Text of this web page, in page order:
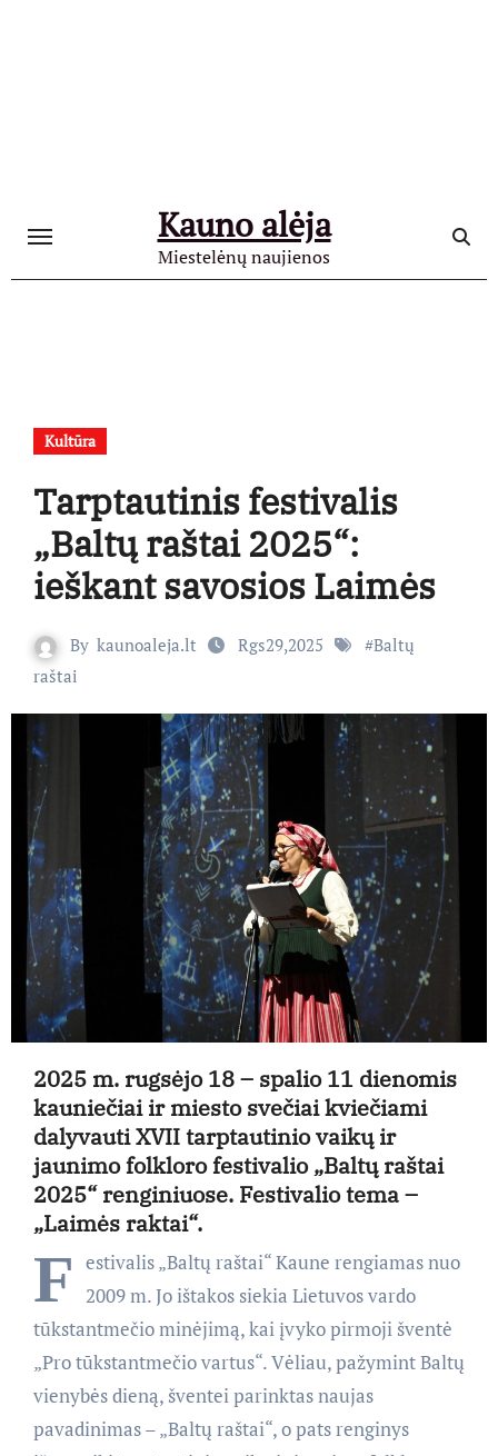
Kauno alėja
Miestelėnų naujienos
Kultūra
Tarptautinis festivalis
„Baltų raštai 2025“:
ieškant savosios Laimės
By kaunoaleja.lt Rgs29,2025 #Baltų
raštai
2025 m. rugsėjo 18 – spalio 11 dienomis
kauniečiai ir miesto svečiai kviečiami
dalyvauti XVII tarptautinio vaikų ir
jaunimo folkloro festivalio „Baltų raštai
2025“ renginiuose. Festivalio tema –
„Laimės raktai“.
F estivalis „Baltų raštai“ Kaune rengiamas nuo
2009 m. Jo ištakos siekia Lietuvos vardo
tūkstantmečio minėjimą, kai įvyko pirmoji šventė
„Pro tūkstantmečio vartus“. Vėliau, pažymint Baltų
vienybės dieną, šventei parinktas naujas
pavadinimas – „Baltų raštai“, o pats renginys